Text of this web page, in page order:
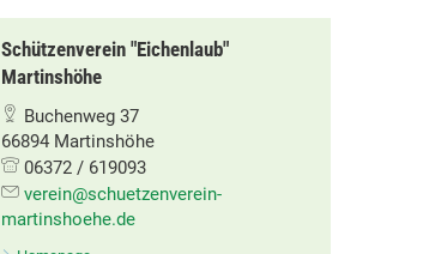
Schützenverein "Eichenlaub"
Martinshöhe
Buchenweg 37
66894 Martinshöhe
06372 / 619093
verein@schuetzenverein-
martinshoehe.de